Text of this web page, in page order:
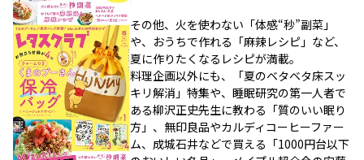
その他、火を使わない「体感“秒”副菜」
や、おうちで作れる「麻辣レシピ」など、
夏に作りたくなるレシピが満載。
料理企画以外にも、「夏のベタベタ床スッ
キリ解消」特集や、睡眠研究の第一人者で
ある柳沢正史先生に教わる「質のいい眠り
方」、無印良品やカルディコーヒーファー
ム、成城石井などで買える「1000円台以下